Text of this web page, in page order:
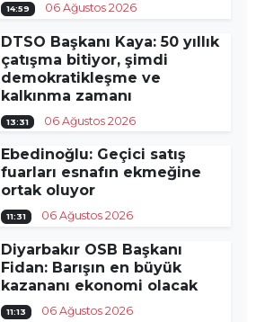
14:59 06 Ağustos 2026
DTSO Başkanı Kaya: 50 yıllık
çatışma bitiyor, şimdi
demokratikleşme ve
kalkınma zamanı
13:31 06 Ağustos 2026
Ebedinoğlu: Geçici satış
fuarları esnafın ekmeğine
ortak oluyor
11:31 06 Ağustos 2026
Diyarbakır OSB Başkanı
Fidan: Barışın en büyük
kazananı ekonomi olacak
11:13 06 Ağustos 2026